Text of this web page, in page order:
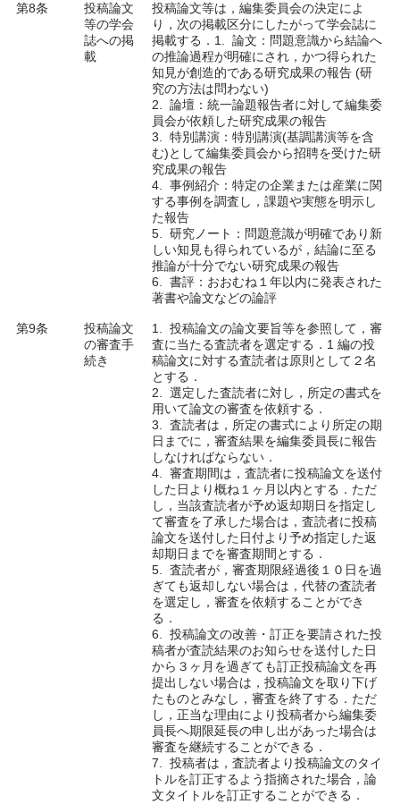
第8条
投稿論文
等の学会
誌への掲
載
投稿論文等は，編集委員会の決定によ
り，次の掲載区分にしたがって学会誌に
掲載する．1. 論文：問題意識から結論へ
の推論過程が明確にされ，かつ得られた
知見が創造的である研究成果の報告 (研
究の方法は問わない)
2. 論壇：統一論題報告者に対して編集委
員会が依頼した研究成果の報告
3. 特別講演：特別講演(基調講演等を含
む)として編集委員会から招聘を受けた研
究成果の報告
4. 事例紹介：特定の企業または産業に関
する事例を調査し，課題や実態を明示し
た報告
5. 研究ノート：問題意識が明確であり新
しい知見も得られているが，結論に至る
推論が十分でない研究成果の報告
6. 書評：おおむね１年以内に発表された
著書や論文などの論評
第9条
投稿論文
の審査手
続き
1. 投稿論文の論文要旨等を参照して，審
査に当たる査読者を選定する．1 編の投
稿論文に対する査読者は原則として２名
とする．
2. 選定した査読者に対し，所定の書式を
用いて論文の審査を依頼する．
3. 査読者は，所定の書式により所定の期
日までに，審査結果を編集委員長に報告
しなければならない．
4. 審査期間は，査読者に投稿論文を送付
した日より概ね１ヶ月以内とする．ただ
し，当該査読者が予め返却期日を指定し
て審査を了承した場合は，査読者に投稿
論文を送付した日付より予め指定した返
却期日までを審査期間とする．
5. 査読者が，審査期限経過後１０日を過
ぎても返却しない場合は，代替の査読者
を選定し，審査を依頼することができ
る．
6. 投稿論文の改善・訂正を要請された投
稿者が査読結果のお知らせを送付した日
から３ヶ月を過ぎても訂正投稿論文を再
提出しない場合は，投稿論文を取り下げ
たものとみなし，審査を終了する．ただ
し，正当な理由により投稿者から編集委
員長へ期限延長の申し出があった場合は
審査を継続することができる．
7. 投稿者は，査読者より投稿論文のタイ
トルを訂正するよう指摘された場合，論
文タイトルを訂正することができる．